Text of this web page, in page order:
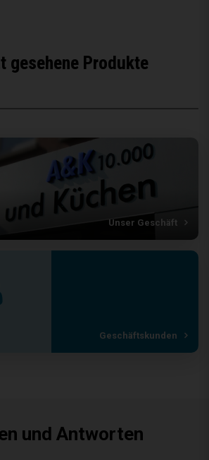
gesehene Produkte
Unser Geschäft
Geschäftskunden
und Antworten